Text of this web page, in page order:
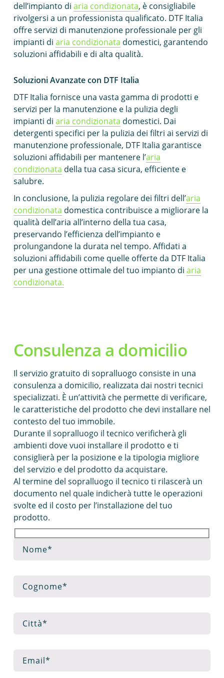
dell’impianto di aria condizionata, è consigliabile
rivolgersi a un professionista qualificato. DTF Italia
offre servizi di manutenzione professionale per gli
impianti di aria condizionata domestici, garantendo
soluzioni affidabili e di alta qualità.
Soluzioni Avanzate con DTF Italia
DTF Italia fornisce una vasta gamma di prodotti e
servizi per la manutenzione e la pulizia degli
impianti di aria condizionata domestici. Dai
detergenti specifici per la pulizia dei filtri ai servizi di
manutenzione professionale, DTF Italia garantisce
soluzioni affidabili per mantenere l’aria
condizionata della tua casa sicura, efficiente e
salubre.
In conclusione, la pulizia regolare dei filtri dell’aria
condizionata domestica contribuisce a migliorare la
qualità dell’aria all’interno della tua casa,
preservando l’efficienza dell’impianto e
prolungandone la durata nel tempo. Affidati a
soluzioni affidabili come quelle offerte da DTF Italia
per una gestione ottimale del tuo impianto di aria
condizionata.
Consulenza a domicilio
Il servizio gratuito di sopralluogo consiste in una
consulenza a domicilio, realizzata dai nostri tecnici
specializzati. È un’attività che permette di verificare,
le caratteristiche del prodotto che devi installare nel
contesto del tuo immobile.
Durante il sopralluogo il tecnico verificherà gli
ambienti dove vuoi installare il prodotto e ti
consiglierà per la posizione e la tipologia migliore
del servizio e del prodotto da acquistare.
Al termine del sopralluogo il tecnico ti rilascerà un
documento nel quale indicherà tutte le operazioni
svolte ed il costo per l’installazione del tuo
prodotto.